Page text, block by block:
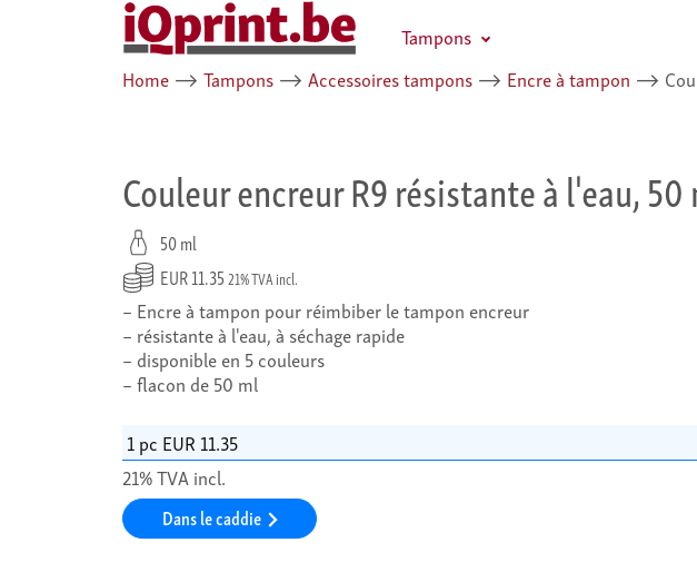
Tampons
Home ⟶ Tampons ⟶ Accessoires tampons ⟶ Encre à tampon ⟶
Couleur encreur R9 résistante à l'eau,
50 ml
EUR 11.3521% TVA incl.
Encre à tampon pour réimbiber le tampon encreur
résistante à l'eau, à séchage rapide
disponible en 5 couleurs
flacon de 50 ml
21% TVA incl.
Dans le caddie